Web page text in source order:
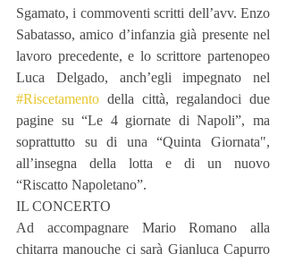
Sgamato, i commoventi scritti dell’avv. Enzo
Sabatasso, amico d’infanzia già presente nel
lavoro precedente, e lo scrittore partenopeo
#Riscetamento della città, regalandoci due
pagine su “Le 4 giornate di Napoli”, ma
soprattutto su di una “Quinta Giornata",
all’insegna della lotta e di un nuovo
“Riscatto Napoletano”.
IL CONCERTO
Ad accompagnare Mario Romano alla
chitarra manouche ci sarà Gianluca Capurro